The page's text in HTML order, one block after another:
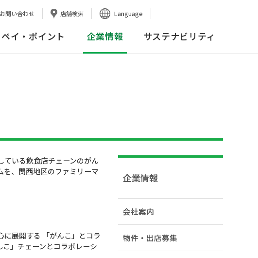
お問い合わせ 店舗検索 Language
イ・ポイント 企業情報 サステナビリティ
いる飲食店チェーンのがん
、関西地区のファミリーマ
展開する 「がんこ」とコラ
」チェーンとコラボレーシ
企業情報
会社案内
物件・出店募集